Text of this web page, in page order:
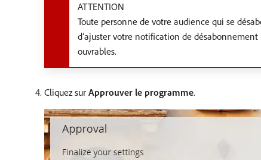
ATTENTION
Toute personne de votre audience qui se
d’ajuster votre notification de
ouvrables.
Cliquez sur Approuver le programme.